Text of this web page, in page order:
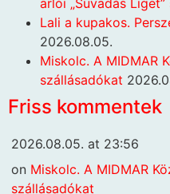
Lali a kupakos.
2026.08.05.
Miskolc. A MIDMAR
szállásadókat
Friss kommentek
2026.08.05. at 23:56
on Miskolc. A MIDMAR
szállásadókat